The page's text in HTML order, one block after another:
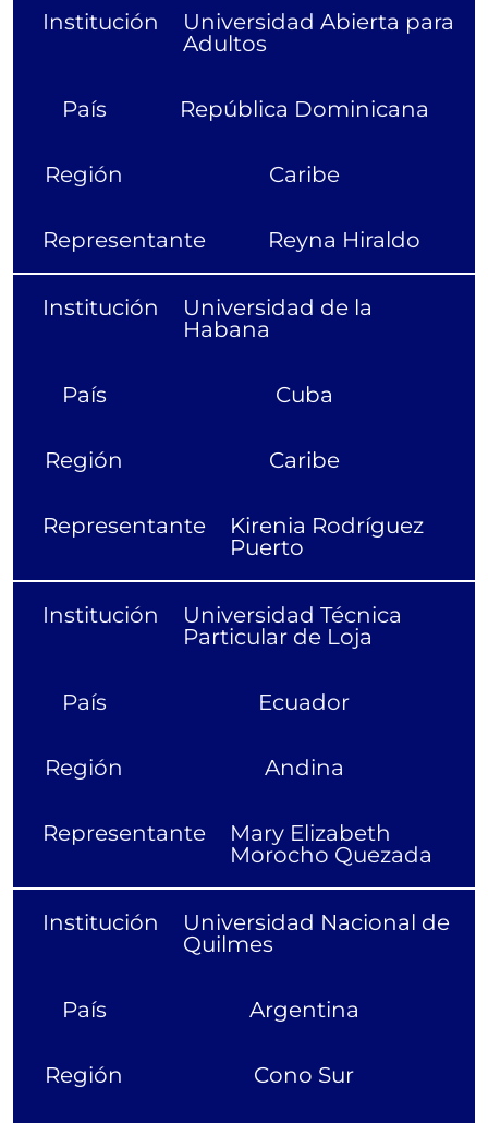
Institución
Universidad Abierta para
Adultos
País República Dominicana
Región Caribe
Representante Reyna Hiraldo
Institución
Universidad de la
Habana
País Cuba
Región Caribe
Representante
Kirenia Rodríguez
Puerto
Institución
Universidad Técnica
Particular de Loja
País Ecuador
Región Andina
Representante
Mary Elizabeth
Morocho Quezada
Institución
Universidad Nacional de
Quilmes
País Argentina
Región Cono Sur